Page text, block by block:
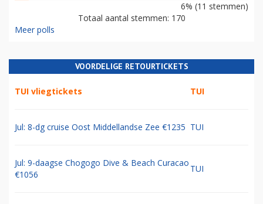
6% (11 stemmen)
Totaal aantal stemmen: 170
Meer polls
VOORDELIGE RETOURTICKETS
TUI vliegtickets TUI
Jul: 8-dg cruise Oost Middellandse Zee €1235 TUI
Jul: 9-daagse Chogogo Dive & Beach Curacao
€1056
TUI